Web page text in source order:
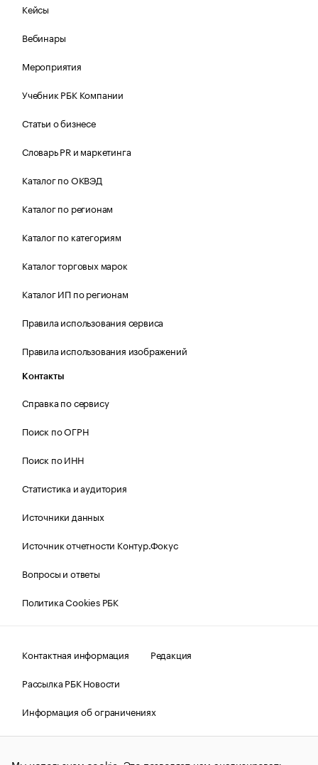
Кейсы
Вебинары
Мероприятия
Учебник РБК Компании
Статьи о бизнесе
Словарь PR и маркетинга
Каталог по ОКВЭД
Каталог по регионам
Каталог по категориям
Каталог торговых марок
Каталог ИП по регионам
Правила использования сервиса
Правила использования изображений
Контакты
Справка по сервису
Поиск по ОГРН
Поиск по ИНН
Статистика и аудитория
Источники данных
Источник отчетности Контур.Фокус
Вопросы и ответы
Политика Cookies РБК
Контактная информация
Редакция
Рассылка РБК Новости
Информация об ограничениях
Правовая информация
О соблюдении авторских прав